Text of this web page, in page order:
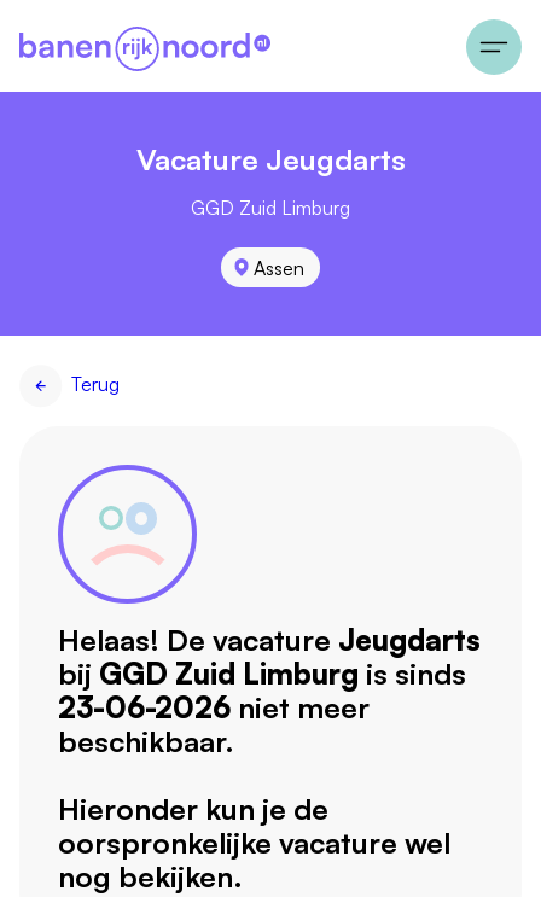
Vacature Jeugdarts
GGD Zuid Limburg
Assen
Terug
Helaas! De vacature Jeugdarts
bij GGD Zuid Limburg is sinds
23-06-2026 niet meer
beschikbaar.
Hieronder kun je de
oorspronkelijke vacature wel
nog bekijken.